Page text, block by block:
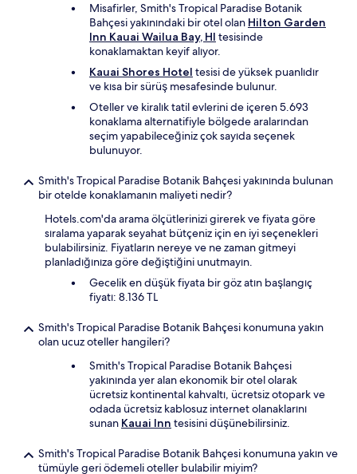
Misafirler, Smith's Tropical Paradise Botanik
Bahçesi yakınındaki bir otel olan Hilton Garden
Inn Kauai Wailua Bay, HI tesisinde
konaklamaktan keyif alıyor.
Kauai Shores Hotel tesisi de yüksek puanlıdır
ve kısa bir sürüş mesafesinde bulunur.
Oteller ve kiralık tatil evlerini de içeren 5.693
konaklama alternatifiyle bölgede aralarından
seçim yapabileceğiniz çok sayıda seçenek
bulunuyor.
Smith's Tropical Paradise Botanik Bahçesi yakınında bulunan
bir otelde konaklamanın maliyeti nedir?
Hotels.com'da arama ölçütlerinizi girerek ve fiyata göre
sıralama yaparak seyahat bütçeniz için en iyi seçenekleri
bulabilirsiniz. Fiyatların nereye ve ne zaman gitmeyi
planladığınıza göre değiştiğini unutmayın.
Gecelik en düşük fiyata bir göz atın başlangıç
fiyatı: 8.136 TL
Smith's Tropical Paradise Botanik Bahçesi konumuna yakın
olan ucuz oteller hangileri?
Smith's Tropical Paradise Botanik Bahçesi
yakınında yer alan ekonomik bir otel olarak
ücretsiz kontinental kahvaltı, ücretsiz otopark ve
odada ücretsiz kablosuz internet olanaklarını
sunan Kauai Inn tesisini düşünebilirsiniz.
Smith's Tropical Paradise Botanik Bahçesi konumuna yakın ve
tümüyle geri ödemeli oteller bulabilir miyim?